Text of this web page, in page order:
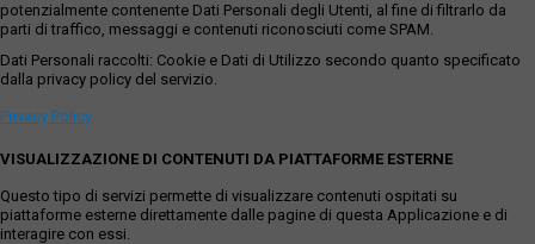
potenzialmente contenente Dati Personali degli Utenti, al fine di filtrarlo da
parti di traffico, messaggi e contenuti riconosciuti come SPAM.
Dati Personali raccolti: Cookie e Dati di Utilizzo secondo quanto specificato
dalla privacy policy del servizio.
Privacy Policy
VISUALIZZAZIONE DI CONTENUTI DA PIATTAFORME ESTERNE
Questo tipo di servizi permette di visualizzare contenuti ospitati su
piattaforme esterne direttamente dalle pagine di questa Applicazione e di
interagire con essi.